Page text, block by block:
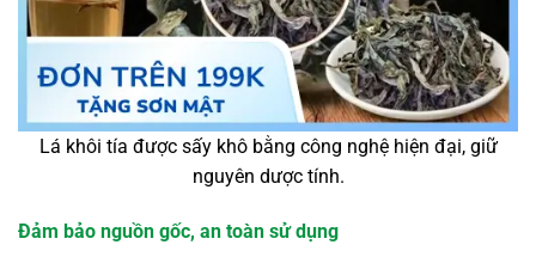
Lá khôi tía được sấy khô bằng công nghệ hiện đại, giữ
nguyên dược tính.
Đảm bảo nguồn gốc, an toàn sử dụng